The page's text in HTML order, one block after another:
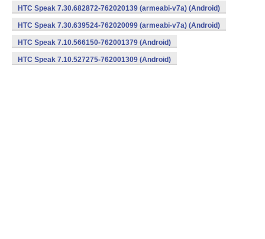
HTC Speak 7.30.682872-762020139 (armeabi-v7a) (Android)
HTC Speak 7.30.639524-762020099 (armeabi-v7a) (Android)
HTC Speak 7.10.566150-762001379 (Android)
HTC Speak 7.10.527275-762001309 (Android)